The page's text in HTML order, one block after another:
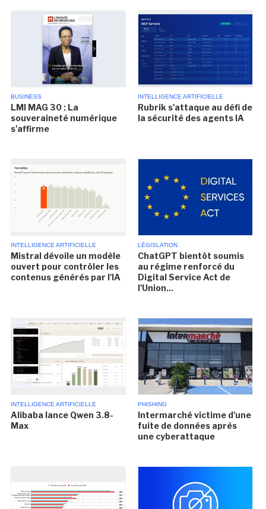
BUSINESS
LMI MAG 30 : La
souveraineté numérique
s'affirme
INTELLIGENCE ARTIFICIELLE
Rubrik s'attaque au défi de
la sécurité des agents IA
INTELLIGENCE ARTIFICIELLE
Mistral dévoile un modèle
ouvert pour contrôler les
contenus générés par l'IA
LÉGISLATION
ChatGPT bientôt soumis
au régime renforcé du
Digital Service Act de
l'Union...
INTELLIGENCE ARTIFICIELLE
Alibaba lance Qwen 3.8-
Max
PHISHING
Intermarché victime d'une
fuite de données après
une cyberattaque